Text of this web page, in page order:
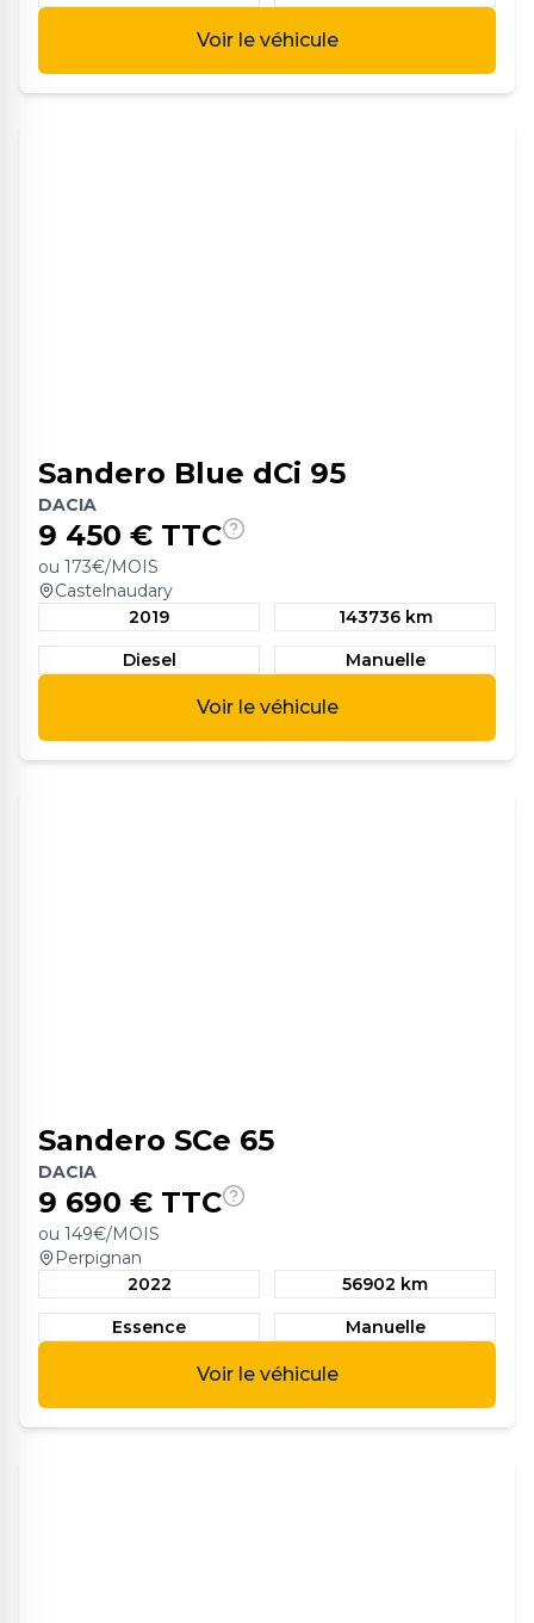
Voir le véhicule
Sandero Blue dCi 95
DACIA
9 450 € TTC
ou 173€/MOIS
Castelnaudary
2019
143736 km
Diesel
Manuelle
Voir le véhicule
Sandero SCe 65
DACIA
9 690 € TTC
ou 149€/MOIS
Perpignan
2022
56902 km
Essence
Manuelle
Voir le véhicule